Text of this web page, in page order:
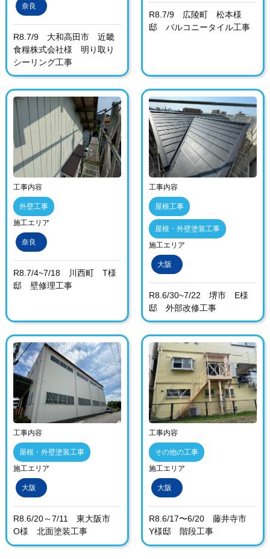
奈良
R8.7/9 大和高田市 近畿
食糧株式会社様 明り取り
シーリング工事
R8.7/9 広陵町 松本様
邸 バルコニータイル工事
工事内容
外壁工事
施工エリア
奈良
R8.7/4~7/18 川西町 T様
邸 壁修理工事
工事内容
屋根工事
屋根・外壁塗装工事
施工エリア
大阪
R8.6/30~7/22 堺市 E様
邸 外部改修工事
工事内容
屋根・外壁塗装工事
施工エリア
大阪
R8.6/20～7/11 東大阪市
O様 北面塗装工事
工事内容
その他の工事
施工エリア
大阪
R8.6/17〜6/20 藤井寺市
Y様邸 階段工事